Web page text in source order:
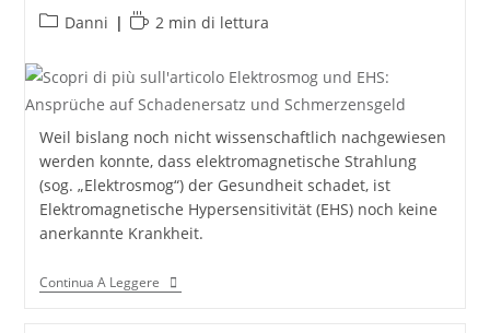
Jedem
Fall!
Categoria
Danni
Tempo
lettura:
2 min di lettura
Weil bislang noch nicht wissenschaftlich nachgewiesen
werden konnte, dass elektromagnetische Strahlung
(sog. „Elektrosmog“) der Gesundheit schadet, ist
Elektromagnetische Hypersensitivität (EHS) noch keine
anerkannte Krankheit.
Continua A LeggereElektrosmog
Und